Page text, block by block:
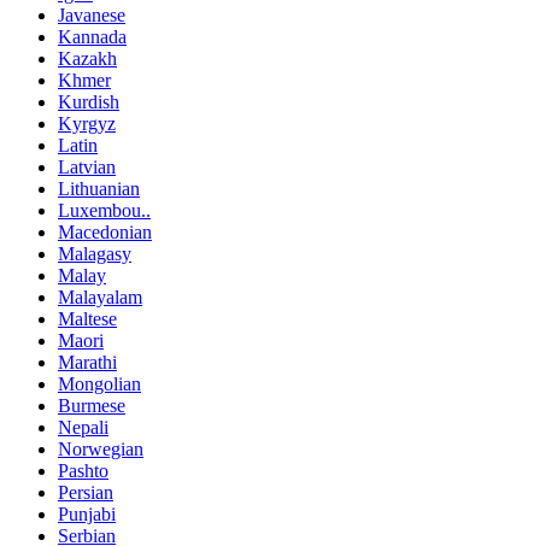
Javanese
Kannada
Kazakh
Khmer
Kurdish
Kyrgyz
Latin
Latvian
Lithuanian
Luxembou..
Macedonian
Malagasy
Malay
Malayalam
Maltese
Maori
Marathi
Mongolian
Burmese
Nepali
Norwegian
Pashto
Persian
Punjabi
Serbian